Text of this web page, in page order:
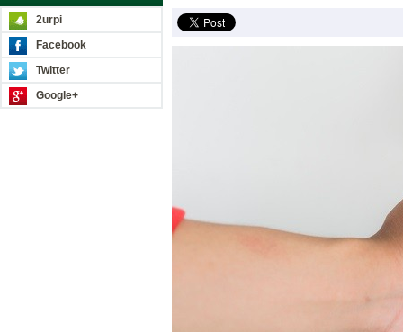
2urpi
Facebook
Twitter
Google+